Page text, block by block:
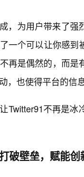
，为用户带来了强
一个可以让你感
再是偶然的，而
，也使得平台的信
Twitter91不再是
破壁垒，赋能创